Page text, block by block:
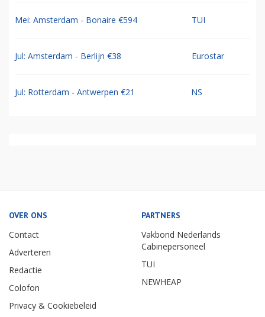
Mei: Amsterdam - Bonaire €594 TUI
Jul: Amsterdam - Berlijn €38 Eurostar
Jul: Rotterdam - Antwerpen €21 NS
OVER ONS
Contact
Adverteren
Redactie
Colofon
Privacy & Cookiebeleid
PARTNERS
Vakbond Nederlands
Cabinepersoneel
TUI
NEWHEAP